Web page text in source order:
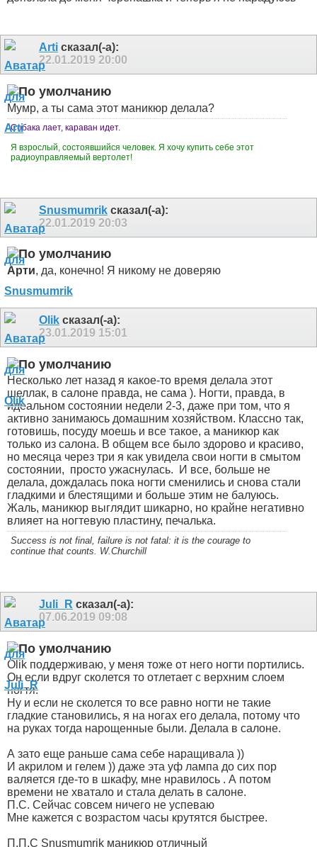
Arti сказал(-а):
22.01.2019 20:00
Мумр, а ты сама этот маникюр делала?
Собака лает, караван идет.
Я взрослый, состоявшийся человек. Я хочу купить себе этот
радиоуправляемый вертолет!
Snusmumrik сказал(-а):
22.01.2019 20:03
Арти, да, конечно! Я никому не доверяю
Olik сказал(-а):
23.01.2019 15:01
Несколько лет назад я какое-то время делала этот
шеллак, в салоне правда, не сама ). Ногти, правда, в
идеальном состоянии недели 2-3, даже при том, что я
активно занимаюсь домашним хозяйством. Классно так,
готовишь, посуду моешь и все такое, а маникюр как
только из салона. В общем все было здорово и красиво,
но месяца через три я как увидела свои ногти в смытом
состоянии, просто ужаснулась.
И все, больше не
делала, дождалась пока ногти сменились и снова стали
гладкими и блестящими и больше этим не балуюсь.
Жаль, маникюр выглядит шикарно, но крайне негативно
влияет на ногтевую пластину, печалька.
Success is not final, failure is not fatal: it is the courage to
continue that counts. W.Churchill
Juli_R сказал(-а):
07.06.2019 09:08
Olik поддерживаю, у меня тоже от него ногти портились.
Он если вдруг сколется то отлетает с верхним слоем
ногтя.
Ну и если не сколется то все равно ногти не такие
гладкие становились, я на ногах его делала, потому что
на руках тогда нарощенные были. Делала в салоне.
А зато еще раньше сама себе наращивала ))
И акрилом и гелем )) даже эта уф лампа до сих пор
валяется где-то в шкафу, мне нравилось . А потом
времени не хватало и стала делать в салоне.
П.С. Сейчас совсем ничего не успеваю
Мне кажется с возрастом часы крутятся быстрее.
П.П.С Snusmumrik маникюр отличный